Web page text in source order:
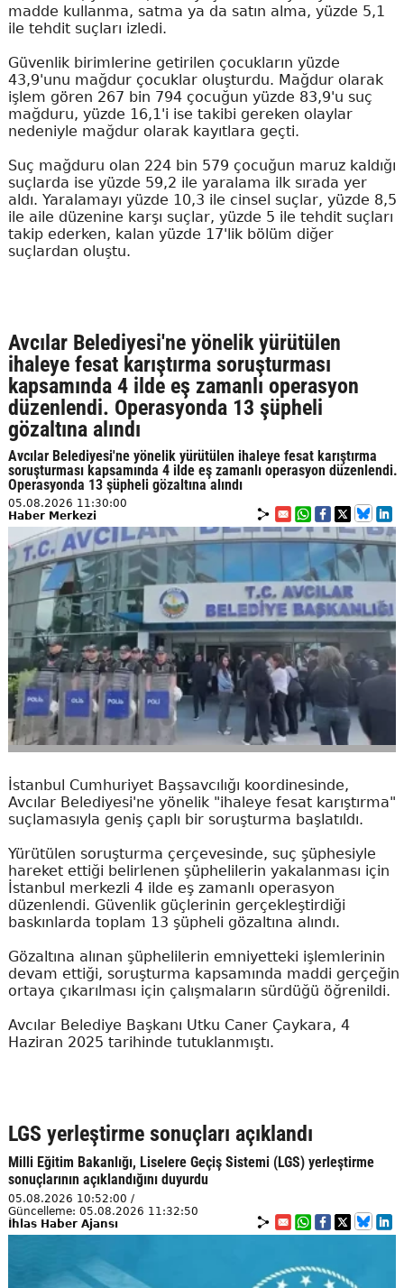
madde kullanma, satma ya da satın alma, yüzde 5,1
ile tehdit suçları izledi.
Güvenlik birimlerine getirilen çocukların yüzde
43,9'unu mağdur çocuklar oluşturdu. Mağdur olarak
işlem gören 267 bin 794 çocuğun yüzde 83,9'u suç
mağduru, yüzde 16,1'i ise takibi gereken olaylar
nedeniyle mağdur olarak kayıtlara geçti.
Suç mağduru olan 224 bin 579 çocuğun maruz kaldığı
suçlarda ise yüzde 59,2 ile yaralama ilk sırada yer
aldı. Yaralamayı yüzde 10,3 ile cinsel suçlar, yüzde 8,5
ile aile düzenine karşı suçlar, yüzde 5 ile tehdit suçları
takip ederken, kalan yüzde 17'lik bölüm diğer
suçlardan oluştu.
Avcılar Belediyesi'ne yönelik yürütülen
ihaleye fesat karıştırma soruşturması
kapsamında 4 ilde eş zamanlı operasyon
düzenlendi. Operasyonda 13 şüpheli
gözaltına alındı
Avcılar Belediyesi'ne yönelik yürütülen ihaleye fesat karıştırma
soruşturması kapsamında 4 ilde eş zamanlı operasyon düzenlendi.
Operasyonda 13 şüpheli gözaltına alındı
05.08.2026 11:30:00
Haber Merkezi
İstanbul Cumhuriyet Başsavcılığı koordinesinde,
Avcılar Belediyesi'ne yönelik "ihaleye fesat karıştırma"
suçlamasıyla geniş çaplı bir soruşturma başlatıldı.
Yürütülen soruşturma çerçevesinde, suç şüphesiyle
hareket ettiği belirlenen şüphelilerin yakalanması için
İstanbul merkezli 4 ilde eş zamanlı operasyon
düzenlendi. Güvenlik güçlerinin gerçekleştirdiği
baskınlarda toplam 13 şüpheli gözaltına alındı.
Gözaltına alınan şüphelilerin emniyetteki işlemlerinin
devam ettiği, soruşturma kapsamında maddi gerçeğin
ortaya çıkarılması için çalışmaların sürdüğü öğrenildi.
Avcılar Belediye Başkanı Utku Caner Çaykara, 4
Haziran 2025 tarihinde tutuklanmıştı.
LGS yerleştirme sonuçları açıklandı
Milli Eğitim Bakanlığı, Liselere Geçiş Sistemi (LGS) yerleştirme
sonuçlarının açıklandığını duyurdu
05.08.2026 10:52:00 /
Güncelleme: 05.08.2026 11:32:50
İhlas Haber Ajansı